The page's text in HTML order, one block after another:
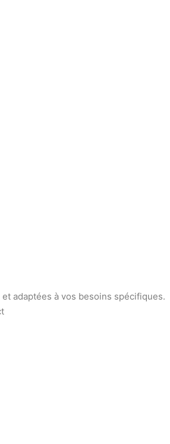
adaptées à vos besoins spécifiques.